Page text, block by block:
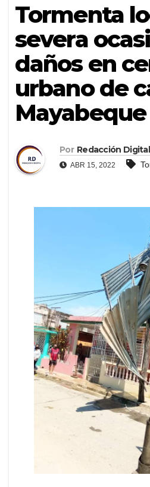
Tormenta
severa
daños en
urbano de
Mayabeque
Por Redacción Digital
ABR 15, 2022